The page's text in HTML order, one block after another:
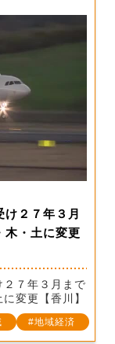
２７年３月
・土に変更
７年３月まで
変更【香川】
地域経済